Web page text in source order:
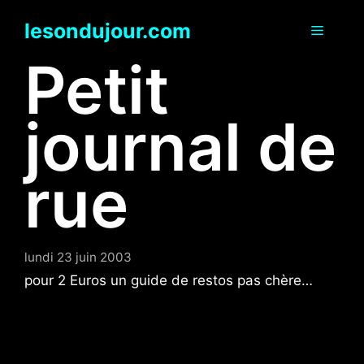
lesondujour.com Menu
Petit
journal de
rue
lundi 23 juin 2003
pour 2 Euros un guide de restos pas chère…